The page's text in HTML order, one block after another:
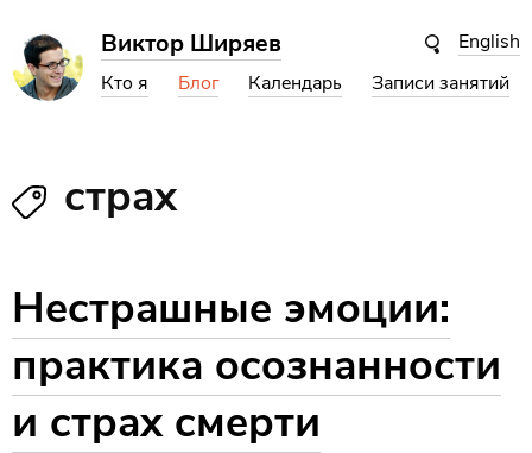
English
Виктор Ширяев
Кто я Блог Календарь Записи занятий
страх
Нестрашные эмоции:
практика осознанности
и страх смерти